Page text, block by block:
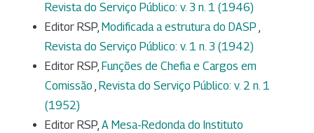
Revista do Serviço Público: v. 3 n. 1 (1946)
Editor RSP, Modificada a estrutura do DASP ,
Revista do Serviço Público: v. 1 n. 3 (1942)
Editor RSP, Funções de Chefia e Cargos em
Comissão , Revista do Serviço Público: v. 2 n. 1
(1952)
Editor RSP, A Mesa-Redonda do Instituto